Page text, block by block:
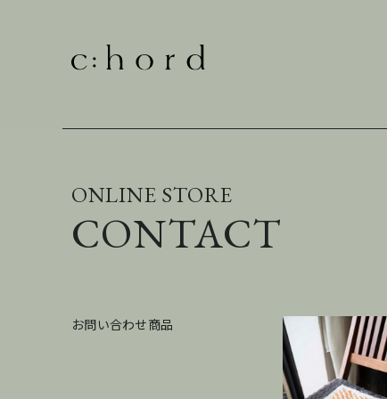
ONLINE STORE
CONTACT
お問い合わせ商品